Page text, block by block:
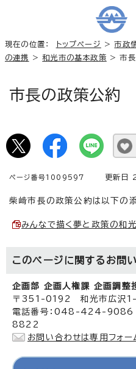
現在の位置： トップページ >市政
の連携
>和光市の基本政策 > 市長
市長の政策公約
ページ番号1009597 更新日
柴﨑市長の政策公約は以下の添
みんなで描く夢と政策の和
このページに関する お問
企画部 企画人権課 企画調整
〒351-0192 和光市広沢
電話番号：048-424-9086
8822
お問い合わせは専用フォー